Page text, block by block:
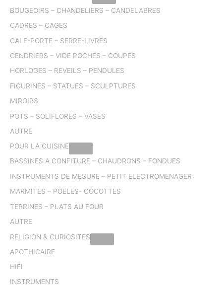
BOUGEOIRS – CHANDELIERS – CANDELABRES
CADRES – CAGES
CALE-PORTE – SERRE-LIVRES
CENDRIERS – VIDE POCHES – COUPES
HORLOGES – REVEILS – PENDULES
FIGURINES – STATUES – SCULPTURES
MIROIRS
POTS – SOLIFLORES – VASES
AUTRE
POUR LA CUISINE
BASSINES A CONFITURE – CHAUDRONS – FONDUES
INSTRUMENTS DE MESURE – PETIT ELECTROMENAGER
MARMITES – POELES- COCOTTES
TERRINES – PLATS AU FOUR
AUTRE
RELIGION & CURIOSITES
APOTHICAIRE
HIFI
INSTRUMENTS